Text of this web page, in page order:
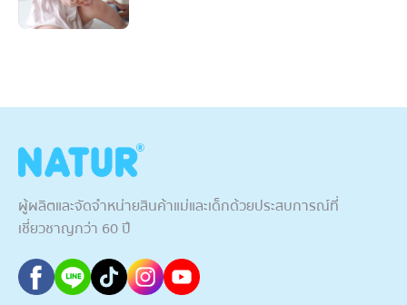
ผู้ผลิตและจัดจำหน่ายสินค้าแม่และเด็กด้วยประสบการณ์ที่
เชี่ยวชาญกว่า 60 ปี